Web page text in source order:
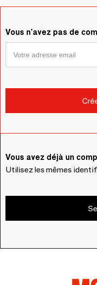
Vous n'avez pas de
Vous avez déjà un
Utilisez les mêmes